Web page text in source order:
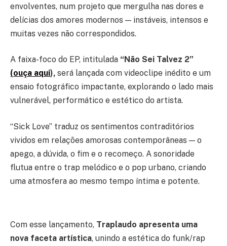
envolventes, num projeto que mergulha nas dores e
delícias dos amores modernos — instáveis, intensos e
muitas vezes não correspondidos.
A faixa-foco do EP, intitulada “Não Sei Talvez 2”
(ouça aqui), será lançada com videoclipe inédito e um
ensaio fotográfico impactante, explorando o lado mais
vulnerável, performático e estético do artista.
“Sick Love” traduz os sentimentos contraditórios
vividos em relações amorosas contemporâneas — o
apego, a dúvida, o fim e o recomeço. A sonoridade
flutua entre o trap melódico e o pop urbano, criando
uma atmosfera ao mesmo tempo íntima e potente.
Com esse lançamento, Traplaudo apresenta uma
nova faceta artística, unindo a estética do funk/rap